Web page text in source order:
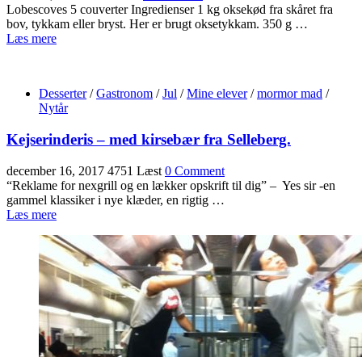
Lobescoves 5 couverter Ingredienser 1 kg oksekød fra skåret fra
bov, tykkam eller bryst. Her er brugt oksetykkam. 350 g …
Læs mere
Desserter/Gastronom /Jul /Mine elever/mormor mad /
Nytår
Kejserinderis – med kirsebær fra Selleberg.
december 16, 2017 4751 Læst 0 Comment
“Reklame for nexgrill og en lækker opskrift til dig” – Yes sir -en
gammel klassiker i nye klæder, en rigtig …
Læs mere